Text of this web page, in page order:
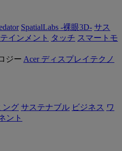
SpatialLabs -裸眼3D- サス
インメント タッチ スマートモ
Acer ディスプレイテクノ
ング サステナブル ビジネス ワ
ント